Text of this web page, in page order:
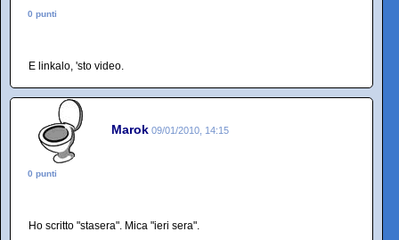
0 punti
E linkalo, 'sto video.
Marok 09/01/2010, 14:15
0 punti
Ho scritto "stasera". Mica "ieri sera".